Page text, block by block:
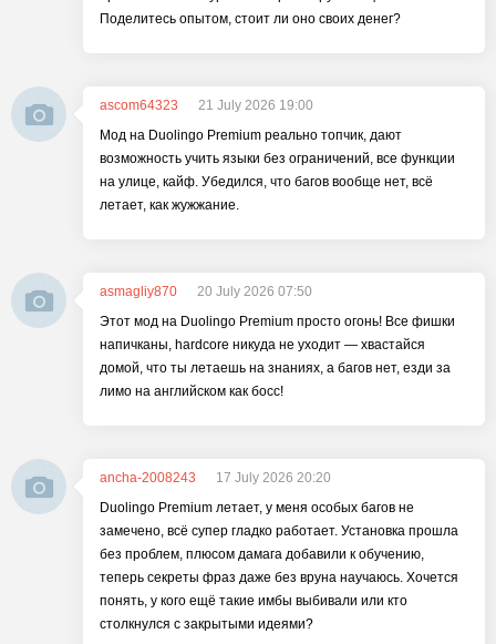
Поделитесь опытом, стоит ли оно своих денег?
ascom64323
21 July 2026 19:00
Мод на Duolingo Premium реально топчик, дают
возможность учить языки без ограничений, все функции
на улице, кайф. Убедился, что багов вообще нет, всё
летает, как жужжание.
asmagliy870
20 July 2026 07:50
Этот мод на Duolingo Premium просто огонь! Все фишки
напичканы, hardcore никуда не уходит — хвастайся
домой, что ты летаешь на знаниях, а багов нет, езди за
лимо на английском как босс!
ancha-2008243
17 July 2026 20:20
Duolingo Premium летает, у меня особых багов не
замечено, всё супер гладко работает. Установка прошла
без проблем, плюсом дамага добавили к обучению,
теперь секреты фраз даже без вруна научаюсь. Хочется
понять, у кого ещё такие имбы выбивали или кто
столкнулся с закрытыми идеями?